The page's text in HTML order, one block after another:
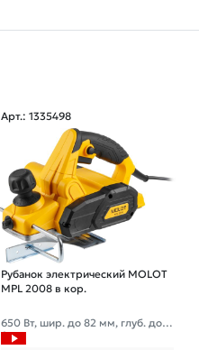
Арт.: 1335498
Рубанок электрический MOLOT
MPL 2008 в кор.
650 Вт, шир. до 82 мм, глуб. до 2.
0 мм